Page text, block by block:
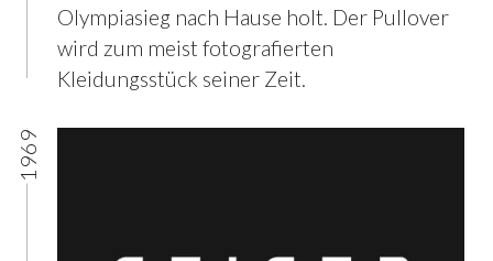
Olympiasieg nach Hause holt. Der Pullover
wird zum meist fotografierten
Kleidungsstück seiner Zeit.
1969